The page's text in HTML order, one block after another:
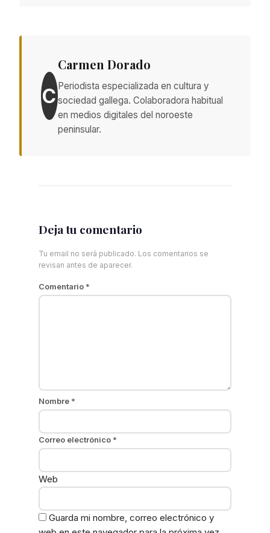
C
Carmen Dorado
Periodista especializada en cultura y
sociedad gallega. Colaboradora habitual
en medios digitales del noroeste
peninsular.
Deja tu comentario
Tu email no será publicado. Los comentarios se
revisan antes de aparecer.
Comentario *
Nombre *
Correo electrónico *
Web
Guarda mi nombre, correo electrónico y